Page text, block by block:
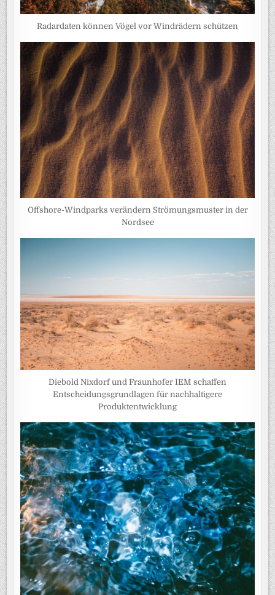
Radardaten können Vögel vor Windrädern schützen
Offshore-Windparks verändern Strömungsmuster in der
Nordsee
Diebold Nixdorf und Fraunhofer IEM schaffen
Entscheidungsgrundlagen für nachhaltigere
Produktentwicklung